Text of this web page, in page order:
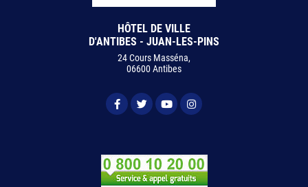
HÔTEL DE VILLE
D'ANTIBES - JUAN-LES-PINS
24 Cours Masséna,
06600 Antibes